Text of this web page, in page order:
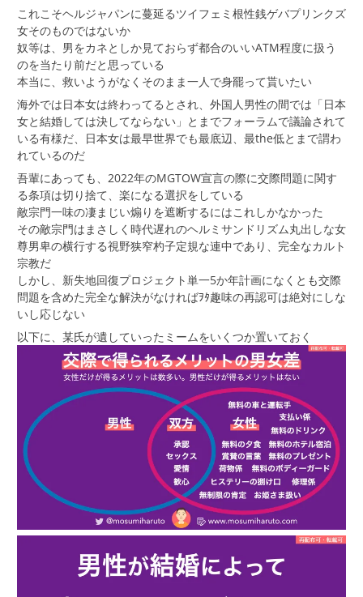
これこそヘルジャパンに蔓延るツイフェミ根性銭ゲバプリンクズ
女そのものではないか
奴等は、男をカネとしか見ておらず都合のいいATM程度に扱う
のを当たり前だと思っている
本当に、救いようがなくそのまま一人で身罷って貰いたい
海外では日本女は終わってるとされ、外国人男性の間では「日本
女と結婚しては決してならない」とまでフォーラムで議論されて
いる有様だ、日本女は最早世界でも最底辺、最the低とまで謂わ
れているのだ
吾輩にあっても、2022年のMGTOW宣言の際に交際問題に関す
る条項は切り捨て、楽になる選択をしている
敵宗門一味の凄まじい煽りを遮断するにはこれしかなかった
その敵宗門はまさしく時代遅れのヘルミサンドリズム丸出しな女
尊男卑の横行する視野狭窄杓子定規な連中であり、完全なカルト
宗教だ
しかし、新失地回復プロジェクト単一5か年計画になくとも交際
問題を含めた完全な解決がなければｦﾀ趣味の再認可は絶対にしな
いし応じない
以下に、某氏が遺していったミームをいくつか置いておく